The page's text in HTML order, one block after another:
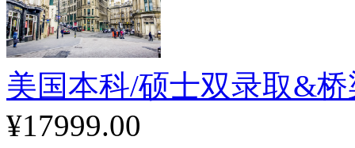
美国本科/硕士双录取&
¥17999.00